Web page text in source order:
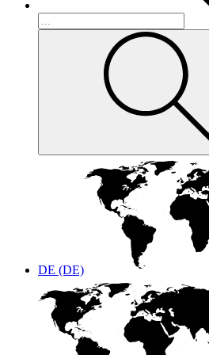
DE (DE)